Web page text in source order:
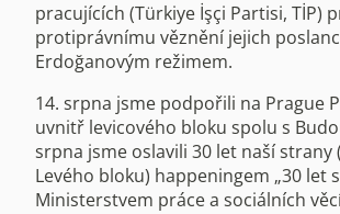
pracujících (Türkiye İşçi Partisi, TİP)
protiprávnímu věznění jejich
Erdoğanovým režimem.
14. srpna jsme podpořili na Prague
uvnitř levicového bloku spolu s
srpna jsme oslavili 30 let naší
Levého bloku) happeningem „30 let
Ministerstvem práce a sociálních